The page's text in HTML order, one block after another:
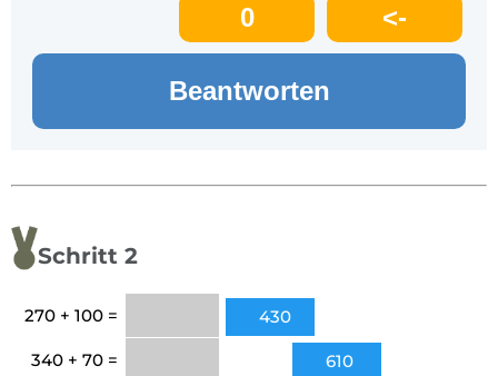
0 <-
Beantworten
Schritt 2
270 + 100 =
340 + 70 =
430
610